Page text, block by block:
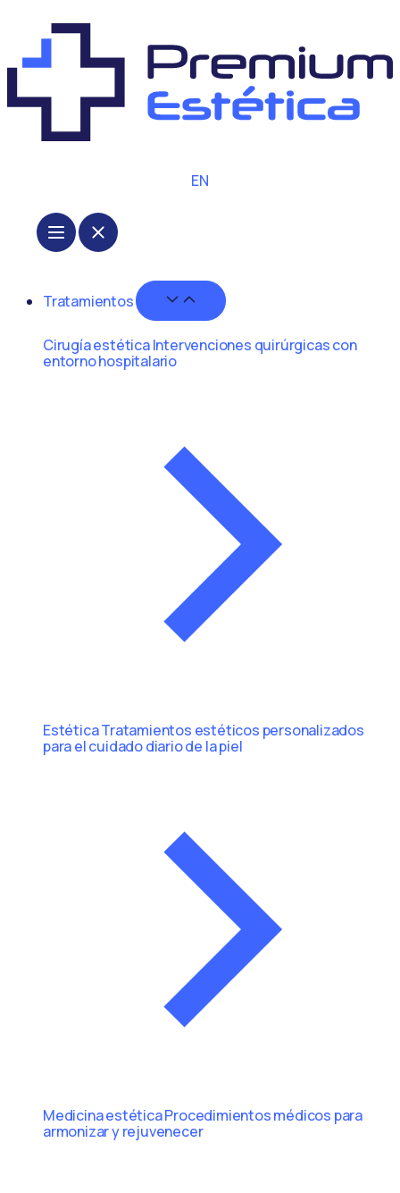
EN
Tratamientos
Cirugía estéticaIntervenciones quirúrgicas con
entorno hospitalario
EstéticaTratamientos estéticos personalizados
para el cuidado diario de la piel
Medicina estéticaProcedimientos médicos para
armonizar y rejuvenecer